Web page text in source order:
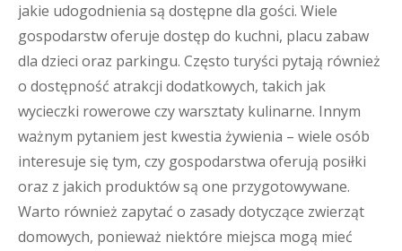
jakie udogodnienia są dostępne dla gości. Wiele
gospodarstw oferuje dostęp do kuchni, placu zabaw
dla dzieci oraz parkingu. Często turyści pytają również
o dostępność atrakcji dodatkowych, takich jak
wycieczki rowerowe czy warsztaty kulinarne. Innym
ważnym pytaniem jest kwestia żywienia – wiele osób
interesuje się tym, czy gospodarstwa oferują posiłki
oraz z jakich produktów są one przygotowywane.
Warto również zapytać o zasady dotyczące zwierząt
domowych, ponieważ niektóre miejsca mogą mieć